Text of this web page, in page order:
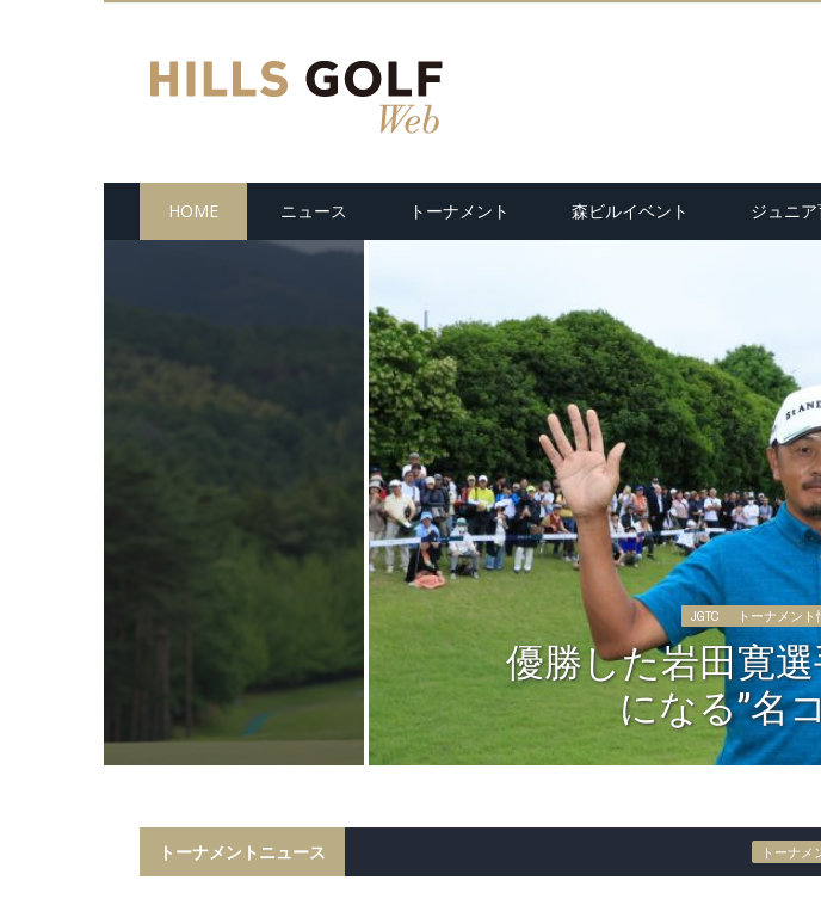
HOME ニュース トーナメント 森ビルイベント ジュニ
森ビルカッ
JGTC トーナメント
優勝した岩田寛
になる”名
トーナメントニュース トーナメ